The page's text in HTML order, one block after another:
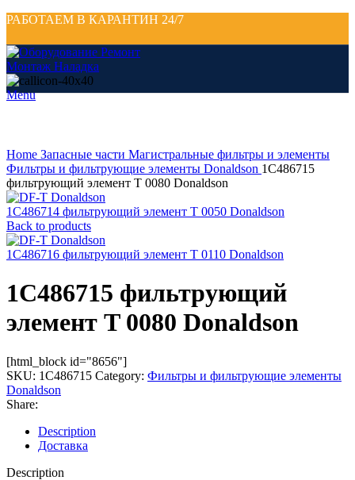
РАБОТАЕМ В КАРАНТИН 24/7
Menu
Home Запасные части Магистральные фильтры и элементы
Фильтры и фильтрующие элементы Donaldson 1C486715
фильтрующий элемент T 0080 Donaldson
1C486714 фильтрующий элемент T 0050 Donaldson
Back to products
1C486716 фильтрующий элемент T 0110 Donaldson
1C486715 фильтрующий
элемент T 0080 Donaldson
[html_block id="8656"]
SKU: 1C486715 Category: Фильтры и фильтрующие элементы
Donaldson
Share:
Description
Доставка
Description